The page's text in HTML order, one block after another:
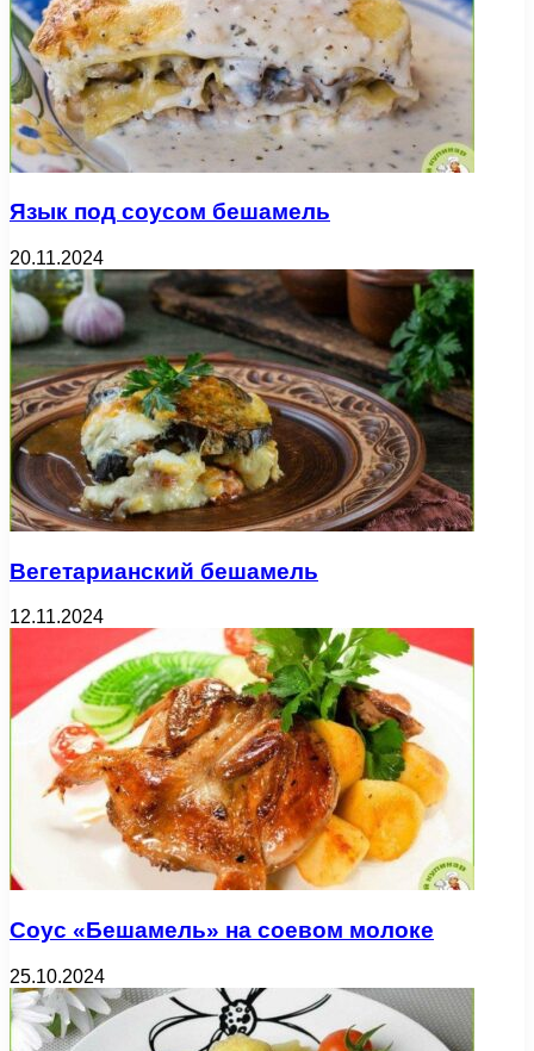
Язык под соусом бешамель
20.11.2024
Вегетарианский бешамель
12.11.2024
Соус «Бешамель» на соевом молоке
25.10.2024